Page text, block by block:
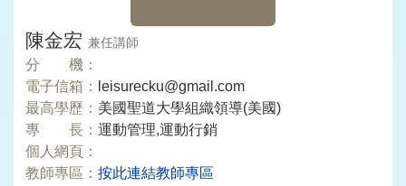
陳金宏 兼任講師
分 機：
電子信箱：
leisurecku@gmail.com
最高學歷： 美國聖道大學組織領導(美國)
專 長： 運動管理,運動行銷
個人網頁：
教師專區： 按此連結教師專區